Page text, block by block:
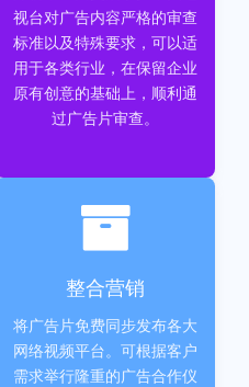
视台对广告内容严格的审查
标准以及特殊要求，可以适
用于各类行业，在保留企业
原有创意的基础上，顺利通
过广告片审查。
整合营销
将广告片免费同步发布各大
网络视频平台。可根据客户
需求举行隆重的广告合作仪